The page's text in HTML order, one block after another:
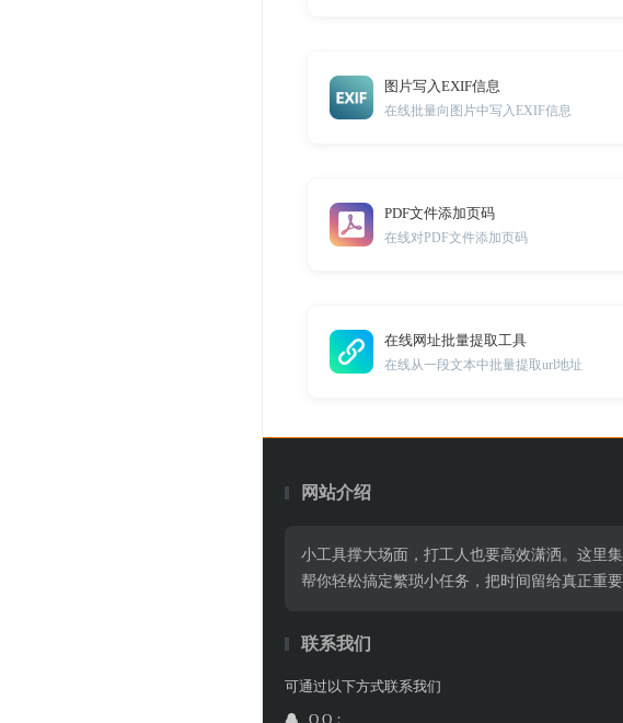
图片写入EXIF信息
在线批量向图片中写入EXIF信息
PDF文件添加页码
在线对PDF文件添加页码
在线网址批量提取工具
在线从一段文本中批量提取url地址
网站介绍
小工具撑大场面，打工人也要高效潇洒。这里
帮你轻松搞定繁琐小任务，把时间留给真正重
联系我们
可通过以下方式联系我们
Q Q：